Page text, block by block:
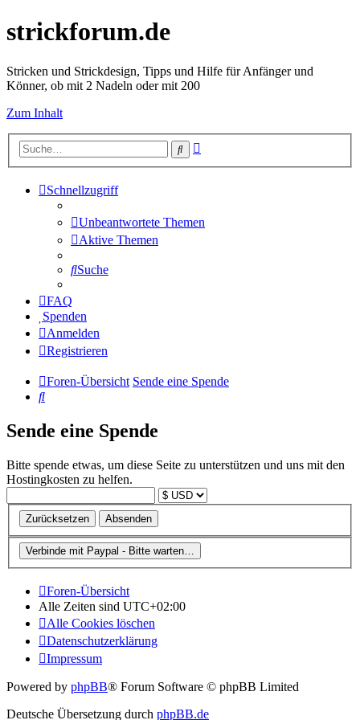
strickforum.de
Stricken und Strickdesign, Tipps und Hilfe für Anfänger und
Könner, ob mit 2 Nadeln oder mit 200
Zum Inhalt
Suche
Schnellzugriff
Unbeantwortete Themen
Aktive Themen
Suche
FAQ
Spenden
Anmelden
Registrieren
Foren-Übersicht Sende eine Spende
Suche
Sende eine Spende
Bitte spende etwas, um diese Seite zu unterstützen und uns mit den
Hostingkosten zu helfen.
Foren-Übersicht
Alle Zeiten sind UTC+02:00
Alle Cookies löschen
Datenschutzerklärung
Impressum
Powered by phpBB® Forum Software © phpBB Limited
Deutsche Übersetzung durch phpBB.de